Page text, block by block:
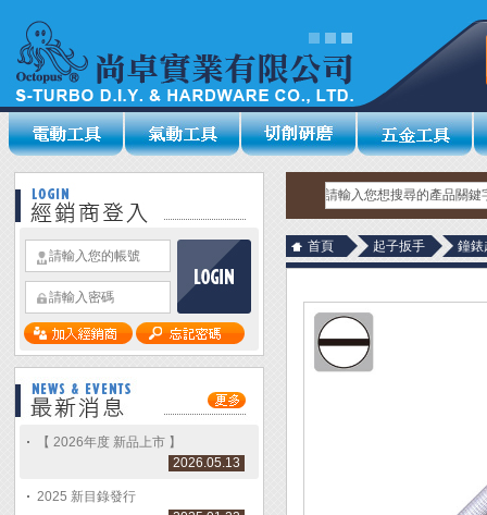
【 2026年度 新品上市 】
2026.05.13
2025 新目錄發行
首頁 起子扳手 鐘錶